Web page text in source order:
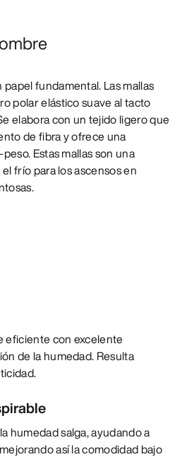
fundamental. Las mallas
polar elástico suave al tacto
elabora con un tejido ligero que
de fibra y ofrece una
Estas mallas son una
frío para los ascensos en
eficiente con excelente
de la humedad. Resulta
humedad salga, ayudando a
así la comodidad bajo